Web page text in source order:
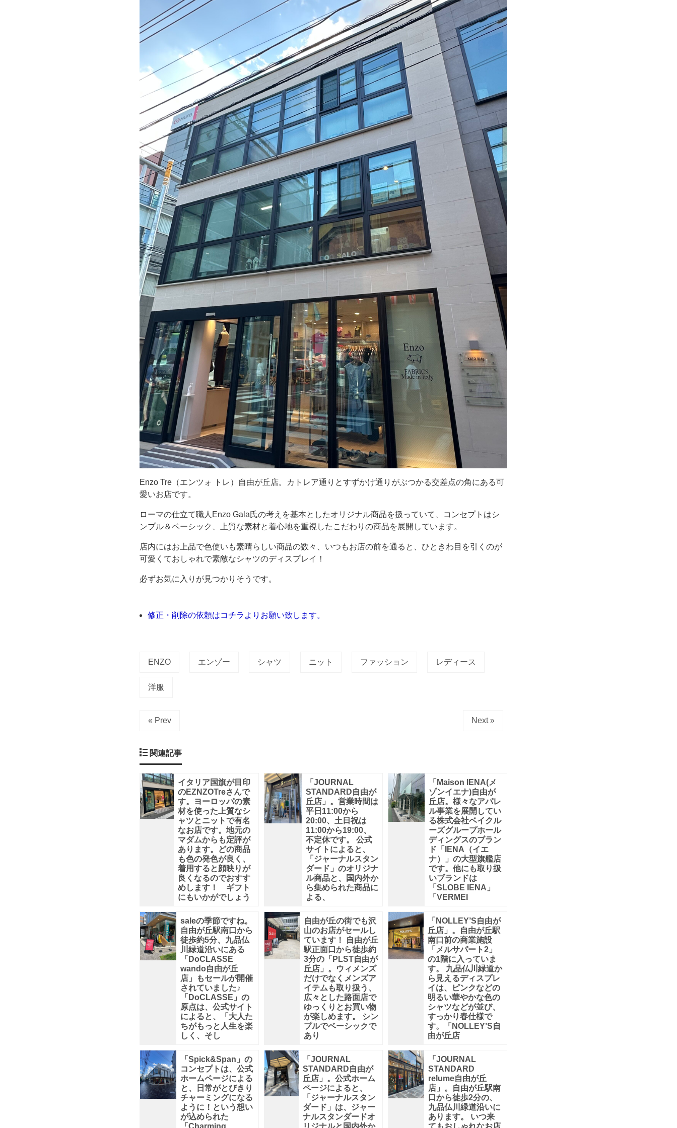
ン
ツ
ォ
ト
レ）
自
由
が
丘
店。
カ
ト
レ
ア
通
り
と
す
ず
か
け
通
り
が
つ
る
交
差
の
角
に
愛
い
お
ロ
ー
マ
Enzo Tre（エンツォ トレ）自由が丘店。カトレア通りとすずかけ通りがぶつかる交差点の角にある可
愛いお店です。
ローマの仕立て職人Enzo Gala氏の考えを基本としたオリジナル商品を扱っていて、コンセプトはシ
ンプル＆ベーシック、上質な素材と着心地を重視したこだわりの商品を展開しています。
店内にはお上品で色使いも素晴らしい商品の数々、いつもお店の前を通ると、ひときわ目を引くのが
可愛くておしゃれで素敵なシャツのディスプレイ！
必ずお気に入りが見つかりそうです。
修正・削除の依頼はコチラよりお願い致します。
ENZO エンゾー シャツ ニット ファッション レディース
洋服
« Prev Next »
関連記事
イタリア国旗が目印
のEZNZOTreさんで
す。ヨーロッパの素
材を使った上質なシ
ャツとニットで有名
なお店です。地元の
マダムからも定評が
あります。どの商品
も色の発色が良く、
着用すると顔映りが
良くなるのでおすす
めします！ ギフト
にもいかがでしょう
「JOURNAL
STANDARD自由が
丘店」。営業時間は
平日11:00から
20:00、土日祝は
11:00から19:00、
不定休です。 公式
サイトによると、
「ジャーナルスタン
ダード」のオリジナ
ル商品と、国内外か
ら集められた商品に
よる、
「Maison IENA(メ
ゾンイエナ)自由が
丘店。様々なアパレ
ル事業を展開してい
る株式会社ベイクル
ーズグループホール
ディングスのブラン
ド「IENA（イエ
ナ）」の大型旗艦店
です。他にも取り扱
いブランドは
「SLOBE IENA」
「VERMEI
saleの季節ですね。
自由が丘駅南口から
徒歩約5分、九品仏
川緑道沿いにある
「DoCLASSE
wando自由が丘
店」もセールが開催
されていました♪
「DoCLASSE」の
原点は、公式サイト
によると、「大人た
ちがもっと人生を楽
しく、そし
自由が丘の街でも沢
山のお店がセールし
ています！ 自由が丘
駅正面口から徒歩約
3分の「PLST自由が
丘店」。ウィメンズ
だけでなくメンズア
イテムも取り扱う、
広々とした路面店で
ゆっくりとお買い物
が楽しめます。 シン
プルでベーシックで
あり
「NOLLEY’S自由が
丘店」。自由が丘駅
南口前の商業施設
「メルサパート2」
の1階に入っていま
す。 九品仏川緑道か
ら見えるディスプレ
イは、ピンクなどの
明るい華やかな色の
シャツなどが並び、
すっかり春仕様で
す。「NOLLEY’S自
由が丘店
「Spick&Span」の
コンセプトは、公式
ホームページによる
と、日常がとびきり
チャーミングになる
ように！という想い
が込められた
「JOURNAL
STANDARD自由が
丘店」。公式ホーム
ページによると、
「ジャーナルスタン
ダード」は、ジャー
ナルスタンダードオ
「JOURNAL
STANDARD
relume自由が丘
店」。自由が丘駅南
口から徒歩2分の、
九品仏川緑道沿いに
あります。 いつ来